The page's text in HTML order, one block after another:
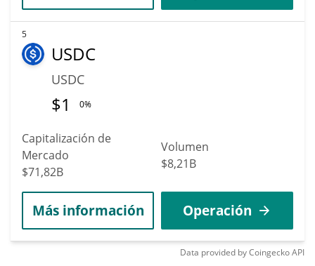
5
USDC
USDC
$1 0%
Capitalización de
Mercado
$71,82B
Volumen
$8,21B
Más información Operación
Data provided byCoingeckoAPI